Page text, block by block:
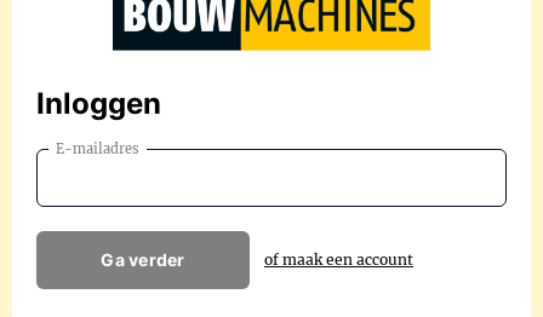
Inloggen
E-mailadres
Ga verder of maak een account